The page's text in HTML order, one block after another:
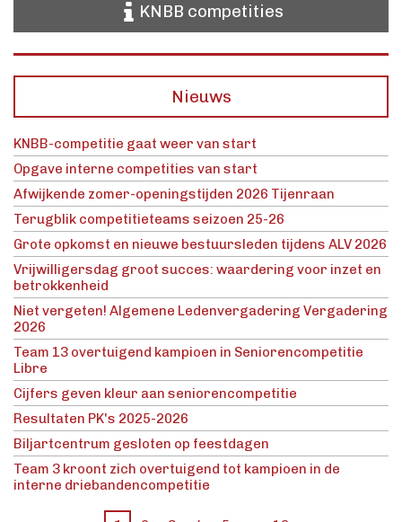
KNBB competities
Nieuws
KNBB-competitie gaat weer van start
Opgave interne competities van start
Afwijkende zomer-openingstijden 2026 Tijenraan
Terugblik competitieteams seizoen 25-26
Grote opkomst en nieuwe bestuursleden tijdens ALV 2026
Vrijwilligersdag groot succes: waardering voor inzet en
betrokkenheid
Niet vergeten! Algemene Ledenvergadering Vergadering
2026
Team 13 overtuigend kampioen in Seniorencompetitie
Libre
Cijfers geven kleur aan seniorencompetitie
Resultaten PK's 2025-2026
Biljartcentrum gesloten op feestdagen
Team 3 kroont zich overtuigend tot kampioen in de
interne driebandencompetitie